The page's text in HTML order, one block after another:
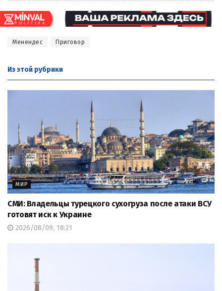
Менендес Приговор
Из этой рубрики
МИР
СМИ: Владельцы турецкого сухогруза после атаки ВСУ
готовят иск к Украине
2026/08/09, 18:21